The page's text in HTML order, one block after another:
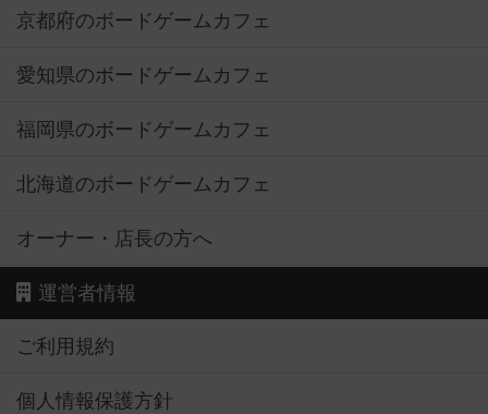
京都府のボードゲームカフェ
愛知県のボードゲームカフェ
福岡県のボードゲームカフェ
北海道のボードゲームカフェ
オーナー・店長の方へ
運営者情報
ご利用規約
個人情報保護方針